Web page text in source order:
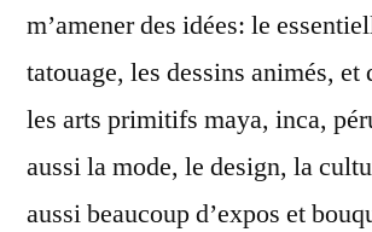
m’amener des idées: le
tatouage, les dessins animés, et
les arts primitifs maya, inca,
aussi la mode, le design, la
aussi beaucoup d’expos et